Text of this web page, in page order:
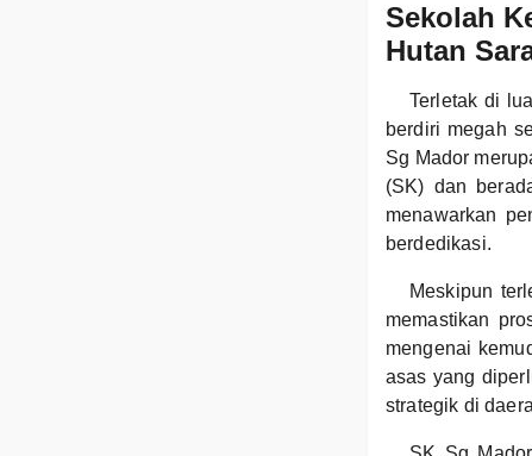
Sekolah
Hutan
Terletak di
berdiri megah
Sg Mador
(SK) dan
menawarkan
berdedikasi.
Meskipun
memastikan
mengenai
asas yang
strategik di